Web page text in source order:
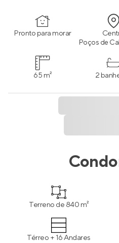
Pronto para morar
Poços de
65 m² 2
Terreno de 840 m²
Térreo + 16 Andares